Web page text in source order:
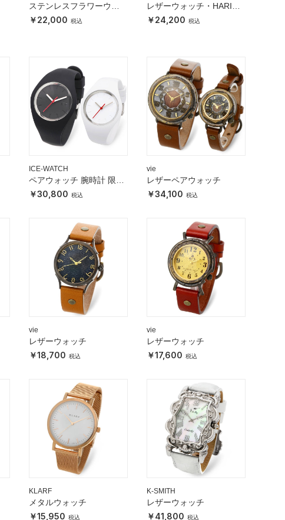
ステンレスフラワーウォ
ッチ22,000
レザーウォッチ・HARIO
ピアスセット
24,200
ICE-WATCH
ペアウォッチ 腕時計 限定
コラボ 2個セット
30,800
vie
レザーペアウォッチ
34,100
vie
レザーウォッチ
18,700
vie
レザーウォッチ
17,600
KLARF
メタルウォッチ
15,950
K-SMITH
レザーウォッチ
41,800